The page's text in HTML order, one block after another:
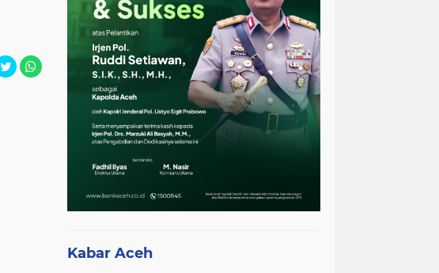
Kabar Aceh